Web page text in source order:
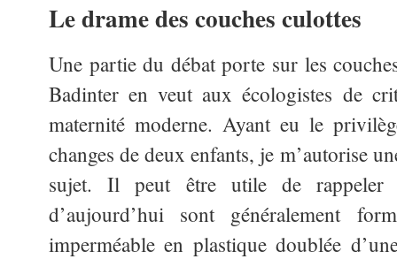
Le drame des couches culottes
Une partie du débat porte sur les
Badinter en veut aux écologistes de
maternité moderne. Ayant eu le
changes de deux enfants, je m’autorise
sujet. Il peut être utile de rappeler
d’aujourd’hui sont généralement
imperméable en plastique doublée